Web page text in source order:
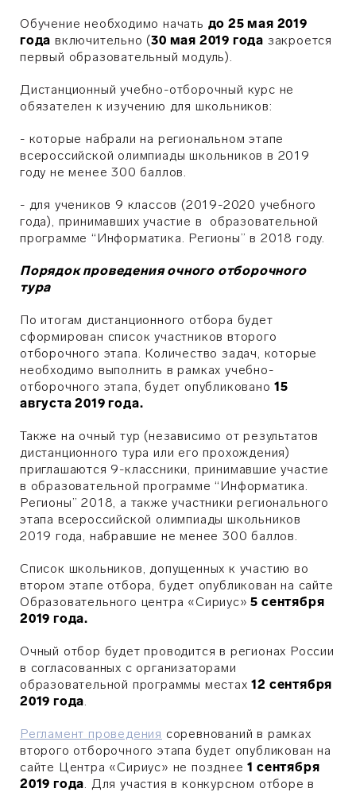
Обучение необходимо начать до 25 мая 2019
года включительно (30 мая 2019 года закроется
первый образовательный модуль).
Дистанционный учебно-отборочный курс не
обязателен к изучению для школьников:
- которые набрали на региональном этапе
всероссийской олимпиады школьников в 2019
году не менее 300 баллов.​
- для учеников 9 классов (2019-2020 учебного
года), принимавших участие в образовательной
программе “Информатика. Регионы” в 2018 году.
Порядок проведения очного отборочного
тура
По итогам дистанционного отбора будет
сформирован список участников второго
отборочного этапа. Количество задач, которые
необходимо выполнить в рамках учебно-
отборочного этапа, будет опубликовано15
августа 2019 года.
Также на очный тур (независимо от результатов
дистанционного тура или его прохождения)
приглашаются 9-классники, принимавшие участие
в образовательной программе “Информатика.
Регионы” 2018, а также участники регионального
этапа всероссийской олимпиады школьников
2019 года, набравшие не менее 300 баллов.
Список школьников, допущенных к участию во
втором этапе отбора, будет опубликован на сайте
Образовательного центра «Сириус» 5 сентября
2019 года.
Очный отбор будет проводится в регионах России
в согласованных с организаторами
образовательной программы местах12 сентября
2019 года.
Регламент проведения соревнований в рамках
второго отборочного этапа будет опубликован на
сайте Центра «Сириус» не позднее1 сентября
2019 года. Для участия в конкурсном отборе в